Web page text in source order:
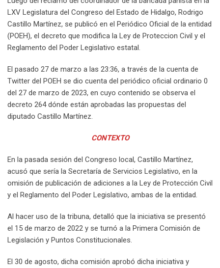
LXV Legislatura del Congreso del Estado de Hidalgo, Rodrigo
Castillo Martínez, se publicó en el Periódico Oficial de la entidad
(POEH), el decreto que modifica la Ley de Proteccion Civil y el
Reglamento del Poder Legislativo estatal.
El pasado 27 de marzo a las 23:36, a través de la cuenta de
Twitter del POEH se dio cuenta del periódico oficial ordinario 0
del 27 de marzo de 2023, en cuyo contenido se observa el
decreto 264 dónde están aprobadas las propuestas del
diputado Castillo Martínez.
CONTEXTO
En la pasada sesión del Congreso local, Castillo Martínez,
acusó que sería la Secretaría de Servicios Legislativo, en la
omisión de publicación de adiciones a la Ley de Protección Civil
y el Reglamento del Poder Legislativo, ambas de la entidad.
Al hacer uso de la tribuna, detalló que la iniciativa se presentó
el 15 de marzo de 2022 y se turnó a la Primera Comisión de
Legislación y Puntos Constitucionales.
El 30 de agosto, dicha comisión aprobó dicha iniciativa y